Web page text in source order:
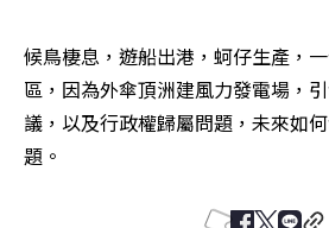
候鳥棲息，遊船出港，蚵仔生產，
區，因為外傘頂洲建風力發電場，
議，以及行政權歸屬問題，未來如
題。